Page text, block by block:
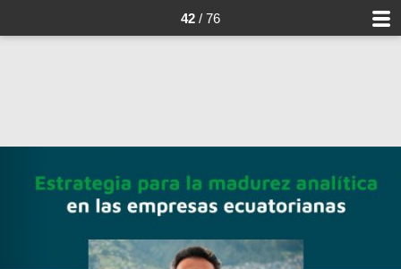
42 / 76